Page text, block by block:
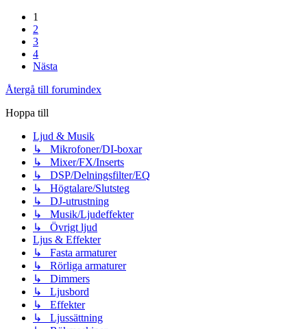
1
2
3
4
Nästa
Återgå till forumindex
Hoppa till
Ljud & Musik
↳ Mikrofoner/DI-boxar
↳ Mixer/FX/Inserts
↳ DSP/Delningsfilter/EQ
↳ Högtalare/Slutsteg
↳ DJ-utrustning
↳ Musik/Ljudeffekter
↳ Övrigt ljud
Ljus & Effekter
↳ Fasta armaturer
↳ Rörliga armaturer
↳ Dimmers
↳ Ljusbord
↳ Effekter
↳ Ljussättning